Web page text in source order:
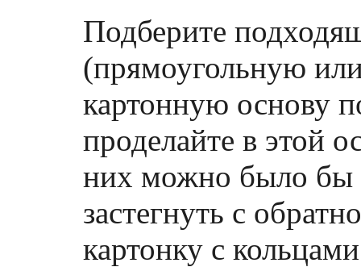
Подберите
(прямоугольную
картонную основу
проделайте в этой
них можно было бы
застегнуть с
картонку с